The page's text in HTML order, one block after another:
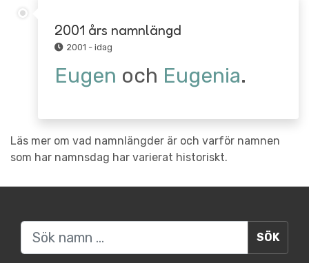
2001 års namnlängd
2001 - idag
Eugen och Eugenia.
Läs mer om vad namnlängder är och varför namnen
som har namnsdag har varierat historiskt.
Sök